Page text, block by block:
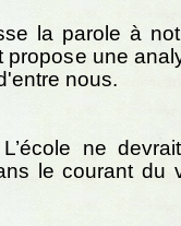
la parole à
propose une
nous.
ne
le courant du